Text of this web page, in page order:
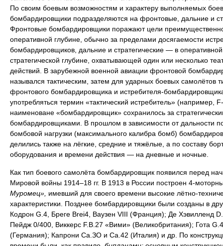
По своим боевым возможностям и характеру выполняемых
бомбардировщики подразделяются на фронтовые, дальние и
Фронтовые бомбардировщики поражают цели
оперативной глубине, обычно за пределами досягаемости
бомбардировщиков, дальние и стратегические — в
стратегической глубине, охватывающей один или несколько
действий. В зарубежной военной авиации фронтовой
назывался тактическим, затем для ударных боевых самолётов
фронтового бомбардировщика и истребителя-
употребляться термин «тактический истребитель» (например,
наименоване «бомбардировщик» сохранилось за
бомбардировщиками. В прошлом в зависимости от дальности
бомбовой нагрузки (максимального калибра бомб)
делились также на лёгкие, средние и тяжёлые, а по составу
оборудования и времени действия — на дневные и ночные.
Как тип боевого самолёта бомбардировщик появился перед
Мировой войны 1914–18 гг. В 1913 в России построен 4-
Муромец», имевший для своего времени высокие лётно-
характеристики. Позднее бомбардировщики были созданы в
Кодрон G.4, Бреге Brei4, Ваузен VIII (Франция); Де Хэвилленд
Пейдж 0/400, Виккерс F.B.27 «Вими» (Великобритания); Гота
(Германия); Капрони Са.ЗО и Са.42 (Италия) и др. По